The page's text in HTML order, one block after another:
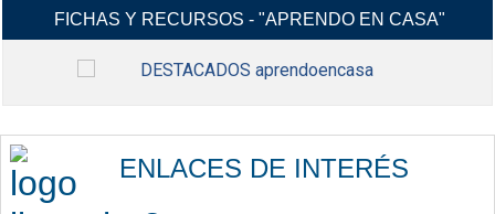
INGRESAR
INGRESA A TU AULA VIRTUAL,
INSTITUCIONAL.
FICHAS Y RECURSOS - "APRENDO EN CASA"
INGRESAR
RECURSOS EDUCATIVOS,
ACTIVIDADES Y MÁS...
ENLACES DE INTERÉS